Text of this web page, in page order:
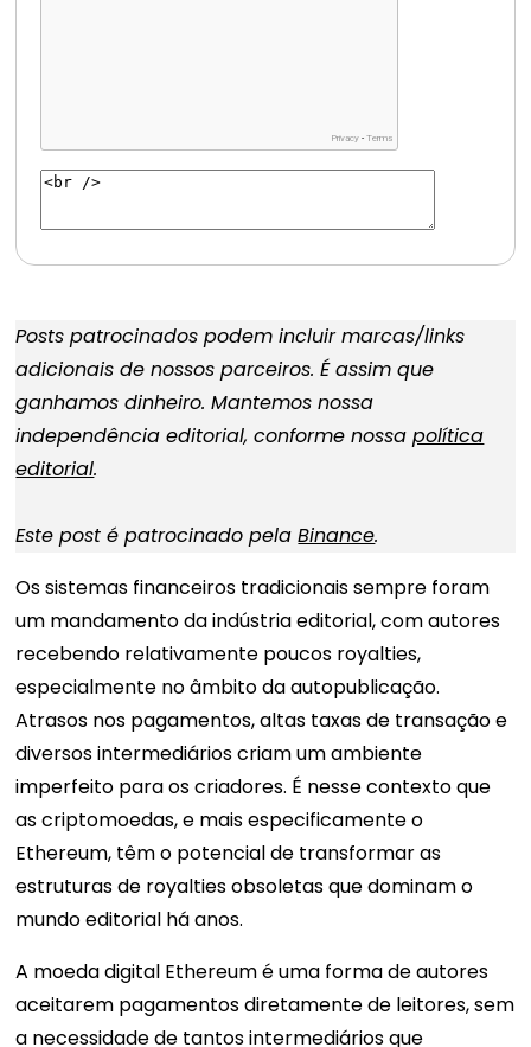
Posts patrocinados podem incluir marcas/links
adicionais de nossos parceiros. É assim que
ganhamos dinheiro. Mantemos nossa
independência editorial, conforme nossapolítica
editorial.
Este post é patrocinado pelaBinance.
Os sistemas financeiros tradicionais sempre foram
um mandamento da indústria editorial, com autores
recebendo relativamente poucos royalties,
especialmente no âmbito da autopublicação.
Atrasos nos pagamentos, altas taxas de transação e
diversos intermediários criam um ambiente
imperfeito para os criadores. É nesse contexto que
as criptomoedas, e mais especificamente o
Ethereum, têm o potencial de transformar as
estruturas de royalties obsoletas que dominam o
mundo editorial há anos.
A moeda digital Ethereum é uma forma de autores
aceitarem pagamentos diretamente de leitores, sem
a necessidade de tantos intermediários que